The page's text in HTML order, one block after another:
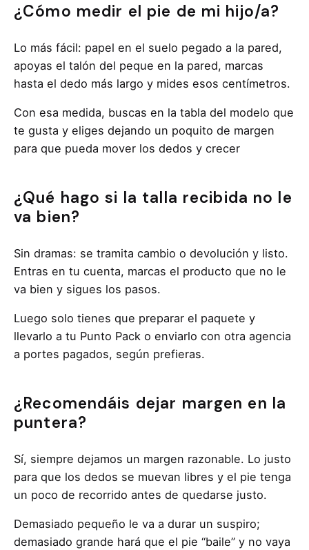
¿Cómo medir el pie de mi hijo/a?
Lo más fácil: papel en el suelo pegado a la pared,
apoyas el talón del peque en la pared, marcas
hasta el dedo más largo y mides esos centímetros.
Con esa medida, buscas en la tabla del modelo que
te gusta y eliges dejando un poquito de margen
para que pueda mover los dedos y crecer
¿Qué hago si la talla recibida no le
va bien?
Sin dramas: se tramita cambio o devolución y listo.
Entras en tu cuenta, marcas el producto que no le
va bien y sigues los pasos.
Luego solo tienes que preparar el paquete y
llevarlo a tu Punto Pack o enviarlo con otra agencia
a portes pagados, según prefieras.
¿Recomendáis dejar margen en la
puntera?
Sí, siempre dejamos un margen razonable. Lo justo
para que los dedos se muevan libres y el pie tenga
un poco de recorrido antes de quedarse justo.
Demasiado pequeño le va a durar un suspiro;
demasiado grande hará que el pie “baile” y no vaya